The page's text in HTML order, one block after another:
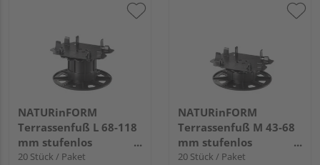
NATURinFORM
Terrassenfuß L 68-118
mm stufenlos
verstellbar,
20 Stück / Paket
NATURinFORM
Terrassenfuß M 43-68
mm stufenlos
verstellbar,
20 Stück / Paket